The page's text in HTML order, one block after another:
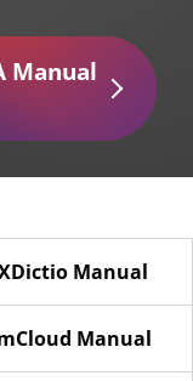
Manual
Manual
Manual